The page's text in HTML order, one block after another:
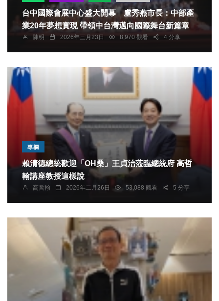
台中國際會展中心盛大開幕 盧秀燕市長：中部產
業20年夢想實現 帶領中台灣邁向國際舞台新篇章
陳明 2026年三月23日 8,970 觀看 4 分享
專欄
賴清德總統歡迎「OH桑」王貞治蒞臨總統府 高哲
翰講座教授這樣說
高哲翰 2026年二月26日 53,088 觀看 5 分享